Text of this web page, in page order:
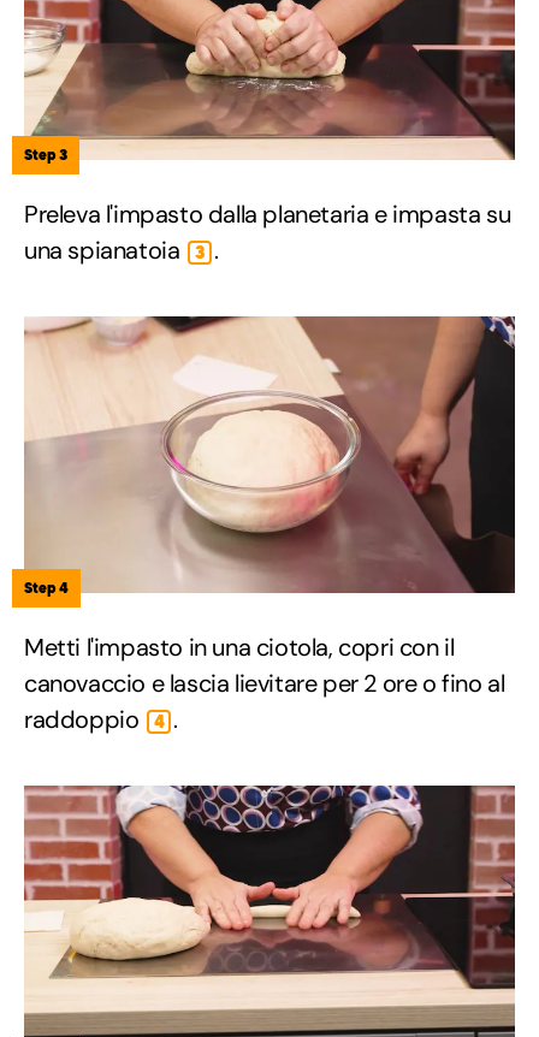
Step 3
Preleva l'impasto dalla planetaria e impasta su
una spianatoia
3 .
Step 4
Metti l'impasto in una ciotola, copri con il
canovaccio e lascia lievitare per 2 ore o fino al
raddoppio
4 .